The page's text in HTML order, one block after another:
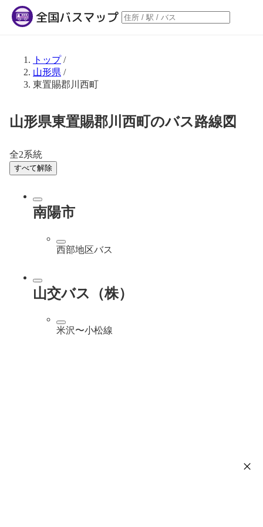
トップ/
山形県 /
東置賜郡川西町
山形県東置賜郡川西町のバス路線図
全2系統
すべて解除
南陽市
西部地区バス
山交バス（株）
米沢〜小松線